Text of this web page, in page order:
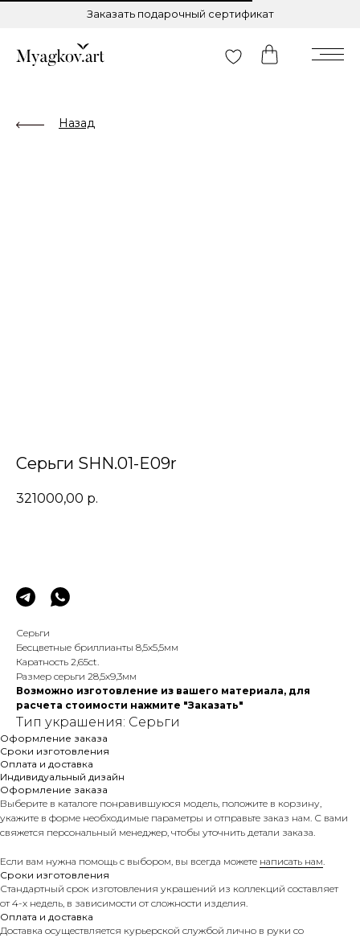
Заказать подарочный сертификат
Назад
Серьги SHN.01-E09r
321000,00 р.
Серьги
Бесцветные бриллианты 8,5х5,5мм
Каратность 2,65сt.
Размер серьги 28,5х9,3мм
Возможно изготовление из вашего материала, для
расчета стоимости нажмите "Заказать"
Тип украшения: Серьги
Оформление заказа
Сроки изготовления
Оплата и доставка
Индивидуальный дизайн
Оформление заказа
Выберите в каталоге понравившуюся модель, положите в корзину,
укажите в форме необходимые параметры и отправьте заказ нам. С вами
свяжется персональный менеджер, чтобы уточнить детали заказа.
Если вам нужна помощь с выбором, вы всегда можете написать нам.
Сроки изготовления
Стандартный срок изготовления украшений из коллекций составляет
от 4-х недель, в зависимости от сложности изделия.
Оплата и доставка
Доставка осуществляется курьерской службой лично в руки со